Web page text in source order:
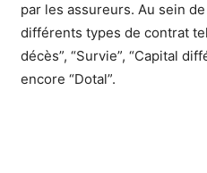
par les assureurs. Au sein
différents types de contrat
décès”, “Survie”, “Capital
encore “Dotal”.